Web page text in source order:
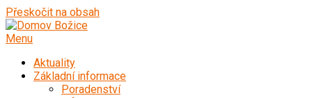
Přeskočit na obsah
Menu
Aktuality
Základní informace
Poradenství